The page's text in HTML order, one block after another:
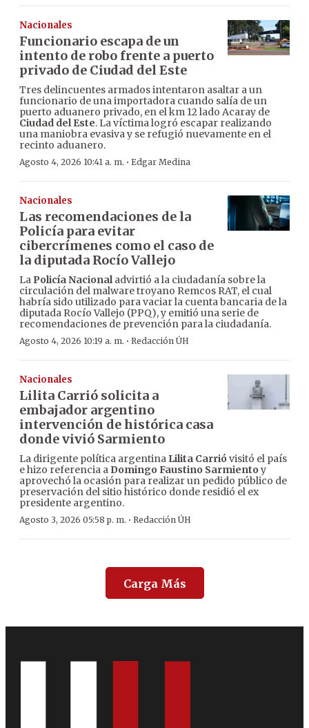
Nacionales
Funcionario escapa de un
intento de robo frente a puerto
privado de Ciudad del Este
Tres delincuentes armados intentaron asaltar a un
funcionario de una importadora cuando salía de un
puerto aduanero privado, en el km 12 lado Acaray de
Ciudad del Este. La víctima logró escapar realizando
una maniobra evasiva y se refugió nuevamente en el
recinto aduanero.
Agosto 4, 2026 10:41 a. m. · Edgar Medina
Nacionales
Las recomendaciones de la
Policía para evitar
cibercrímenes como el caso de
la diputada Rocío Vallejo
La Policía Nacionaladvirtió a la ciudadanía sobre la
circulación del malware troyano Remcos RAT, el cual
habría sido utilizado para vaciar la cuenta bancaria de la
diputada Rocío Vallejo (PPQ), y emitió una serie de
recomendaciones de prevención para la ciudadanía.
Agosto 4, 2026 10:19 a. m. · Redacción ÚH
Nacionales
Lilita Carrió solicita a
embajador argentino
intervención de histórica casa
donde vivió Sarmiento
La dirigente política argentina Lilita Carrió visitó el país
e hizo referencia a Domingo Faustino Sarmiento y
aprovechó la ocasión para realizar un pedido público de
preservación del sitio histórico donde residió el ex
presidente argentino.
Agosto 3, 2026 05:58 p. m. · Redacción ÚH
Carga Más